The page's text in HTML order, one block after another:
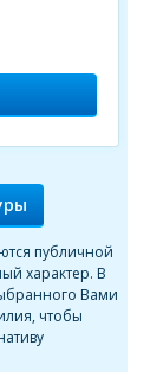
публичной
характер. В
Вами
чтобы